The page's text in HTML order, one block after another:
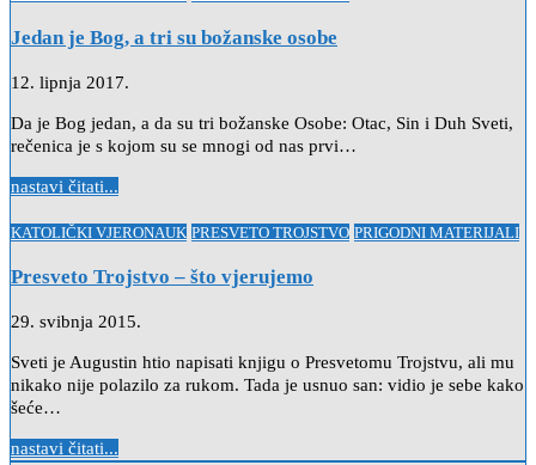
Jedan je Bog, a tri su božanske osobe
12. lipnja 2017.
Da je Bog jedan, a da su tri božanske Osobe: Otac, Sin i Duh Sveti,
rečenica je s kojom su se mnogi od nas prvi…
nastavi čitati...
Posted
KATOLIČKI VJERONAUK PRESVETO TROJSTVO PRIGODNI MATERIJALI
Presveto Trojstvo – što vjerujemo
29. svibnja 2015.
Sveti je Augustin htio napisati knjigu o Presvetomu Trojstvu, ali mu
nikako nije polazilo za rukom. Tada je usnuo san: vidio je sebe kako
šeće…
nastavi čitati...